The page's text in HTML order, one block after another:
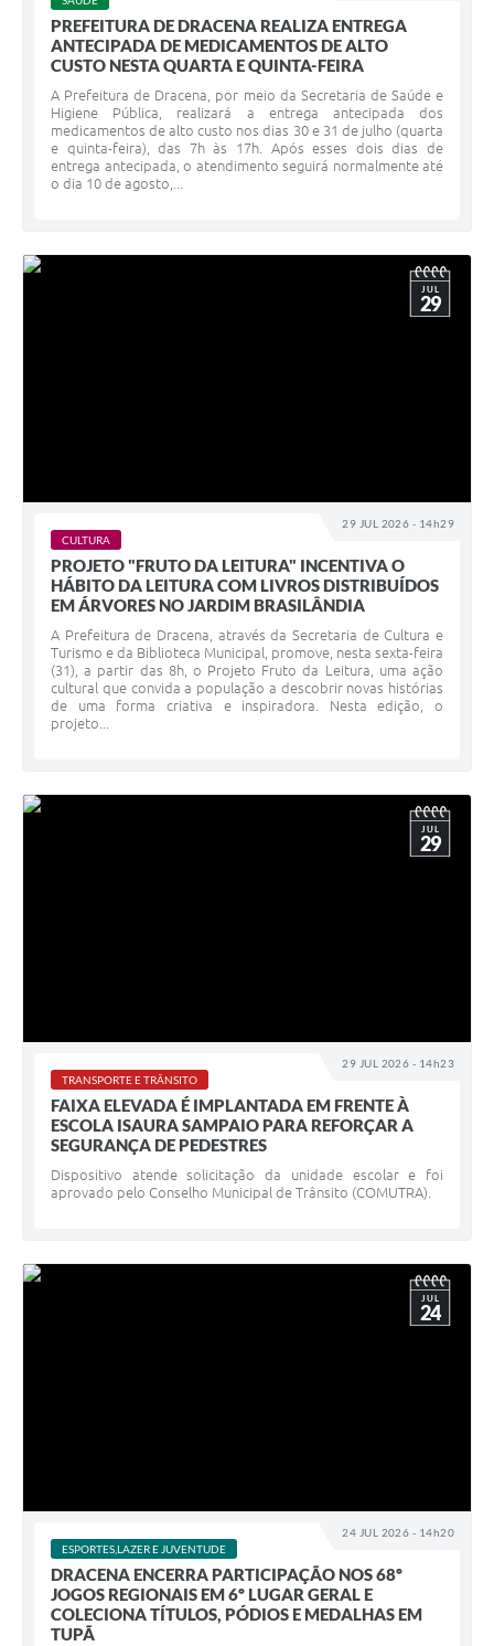
PREFEITURA DE DRACENA REALIZA ENTREGA
ANTECIPADA DE MEDICAMENTOS DE ALTO
CUSTO NESTA QUARTA E QUINTA-FEIRA
A Prefeitura de Dracena, por meio da Secretaria de Saúde e
Higiene Pública, realizará a entrega antecipada dos
medicamentos de alto custo nos dias 30 e 31 de julho (quarta
e quinta-feira), das 7h às 17h. Após esses dois dias de
entrega antecipada, o atendimento seguirá normalmente até
o dia 10 de agosto,...
29 JUL 2026 - 14h29
JUL
29
CULTURA
PROJETO "FRUTO DA LEITURA" INCENTIVA O
HÁBITO DA LEITURA COM LIVROS DISTRIBUÍDOS
EM ÁRVORES NO JARDIM BRASILÂNDIA
A Prefeitura de Dracena, através da Secretaria de Cultura e
Turismo e da Biblioteca Municipal, promove, nesta sexta-feira
(31), a partir das 8h, o Projeto Fruto da Leitura, uma ação
cultural que convida a população a descobrir novas histórias
de uma forma criativa e inspiradora. Nesta edição, o
projeto...
29 JUL 2026 - 14h23
JUL
29
TRANSPORTE E TRÂNSITO
FAIXA ELEVADA É IMPLANTADA EM FRENTE À
ESCOLA ISAURA SAMPAIO PARA REFORÇAR A
SEGURANÇA DE PEDESTRES
Dispositivo atende solicitação da unidade escolar e foi
aprovado pelo Conselho Municipal de Trânsito (COMUTRA).
24 JUL 2026 - 14h20
JUL
24
ESPORTES,LAZER E JUVENTUDE
DRACENA ENCERRA PARTICIPAÇÃO NOS 68º
JOGOS REGIONAIS EM 6º LUGAR GERAL E
COLECIONA TÍTULOS, PÓDIOS E MEDALHAS EM
TUPÃ